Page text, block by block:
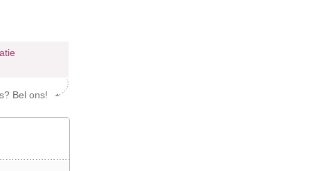
Bel ons!